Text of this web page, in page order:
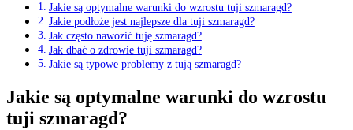
Jakie są optymalne warunki do wzrostu tuji szmaragd?
Jakie podłoże jest najlepsze dla tuji szmaragd?
Jak często nawozić tuję szmaragd?
Jak dbać o zdrowie tuji szmaragd?
Jakie są typowe problemy z tują szmaragd?
Jakie są optymalne warunki do wzrostu
tuji szmaragd?